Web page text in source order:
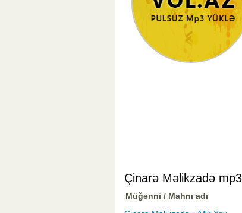
Çinarə Məlikzadə mp3
Müğənni / Mahnı adı